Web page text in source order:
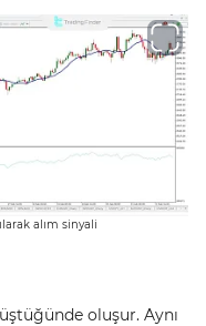
alım sinyali
oluşur. Aynı